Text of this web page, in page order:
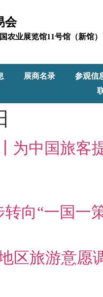
会
农业展览馆11号馆（新馆）
展商名录 参观信
为中国旅
向“一国一
区旅游意愿